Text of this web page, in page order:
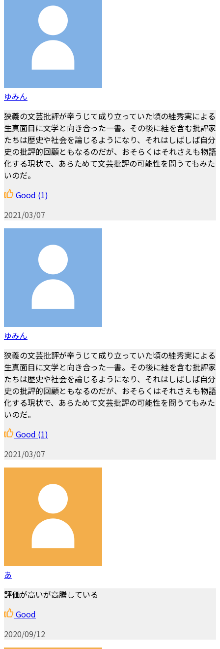
ゆみん
狭義の文芸批評が辛うじて成り立っていた頃の絓秀実による
生真面目に文学と向き合った一書。その後に絓を含む批評家
たちは歴史や社会を論じるようになり、それはしばしば自分
史の批評的回顧ともなるのだが、おそらくはそれさえも物語
化する現状で、あらためて文芸批評の可能性を問うてもみた
いのだ。
Good (1)
2021/03/07
ゆみん
狭義の文芸批評が辛うじて成り立っていた頃の絓秀実による
生真面目に文学と向き合った一書。その後に絓を含む批評家
たちは歴史や社会を論じるようになり、それはしばしば自分
史の批評的回顧ともなるのだが、おそらくはそれさえも物語
化する現状で、あらためて文芸批評の可能性を問うてもみた
いのだ。
Good (1)
2021/03/07
あ
評価が高いが高騰している
Good
2020/09/12